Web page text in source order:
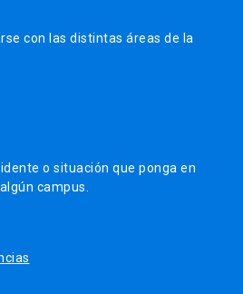
con las distintas áreas de la
o situación que ponga en
campus.